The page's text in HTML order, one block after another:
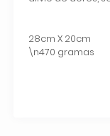
28cm X 20cm
\n470 gramas